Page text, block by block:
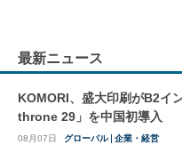
最新ニュース
KOMORI、盛大印刷がB2イ
throne 29」を中国初導入
08月07日 グローバル 企業・経営